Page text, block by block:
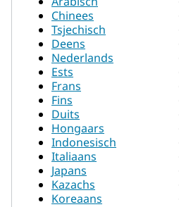
Chinees
Tsjechisch
Deens
Nederlands
Ests
Frans
Fins
Duits
Hongaars
Indonesisch
Italiaans
Japans
Kazachs
Koreaans